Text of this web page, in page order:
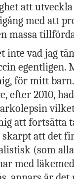
att
med att
massa
inte vad jag
egentligen.
för mitt
efter 2010,
att fortsätta
skarpt att det
(som
med